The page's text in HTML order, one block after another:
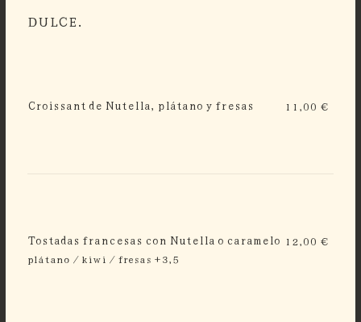
DULCE.
Croissant de Nutella, plátano y fresas 11,00 €
Tostadas francesas con Nutella o caramelo
plátano / kiwi / fresas +3,5
12,00 €